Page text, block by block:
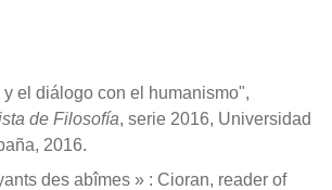
y el diálogo con el humanismo",
de Filosofía, serie 2016, Universidad
2016.
des abîmes » : Cioran, reader of